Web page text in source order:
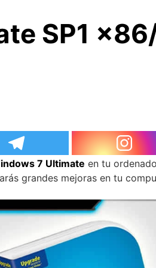
SP1 x86/
7 Ultimate en tu
grandes mejoras en tu